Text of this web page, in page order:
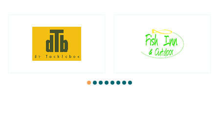
1 2 3 4 5 6 7 8